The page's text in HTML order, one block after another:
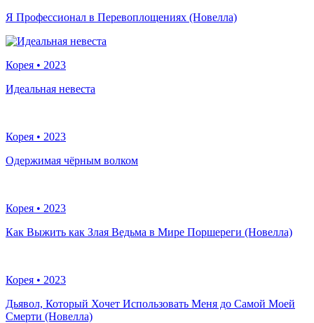
Я Профессионал в Перевоплощениях (Новелла)
Корея • 2023
Идеальная невеста
Корея • 2023
Одержимая чёрным волком
Корея • 2023
Как Выжить как Злая Ведьма в Мире Поршереги (Новелла)
Корея • 2023
Дьявол, Который Хочет Использовать Меня до Самой Моей
Смерти (Новелла)